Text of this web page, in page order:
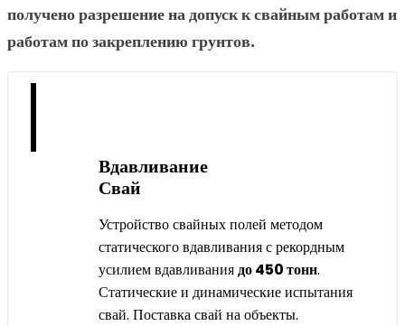
получено разрешение на допуск к свайным работам и
работам по закреплению грунтов.
Вдавливание
Свай
Устройство свайных полей методом
статического вдавливания с рекордным
усилием вдавливаниядо 450 тонн.
Статические и динамические испытания
свай. Поставка свай на объекты.